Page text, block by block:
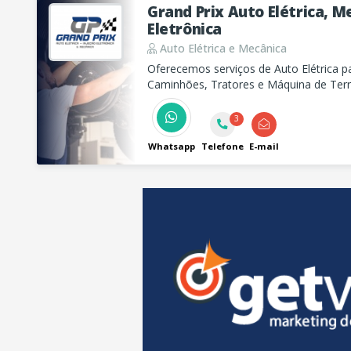
Grand Prix Auto Elétrica,
Eletrônica
Auto Elétrica e Mecânica
Oferecemos serviços de Auto Elétrica
Caminhões, Tratores e Máquina de
de Arranque, Bateria, Alternador,
Serviços de Mecânica para Veículos de
Whatsapp
3
Telefone E-mail